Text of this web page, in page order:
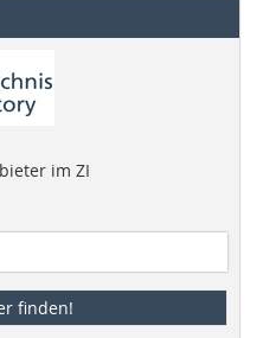
im ZI
finden!